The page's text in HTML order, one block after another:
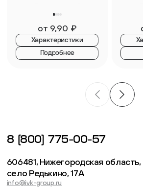
от 9,90 ₽
Характеристики
Подробнее
8 (800) 775-00-57
606481, Нижегородская
село Редькино, 17А
info@ivk-group.ru